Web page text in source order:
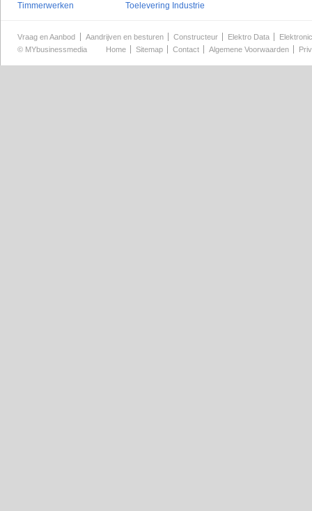
Timmerwerken
Toelevering Industrie
Vraag en Aanbod Aandrijven en besturen Constructeur Elektro Data
© MYbusinessmedia Home Sitemap Contact Algemene Voorwaarden